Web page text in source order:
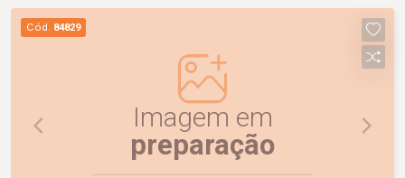
capacidade para 02 carros. Um imóvel
confortável, funcional e pronto para morar.
Agende uma visita e conheça!
Cód. 84829
Imagem em
preparação